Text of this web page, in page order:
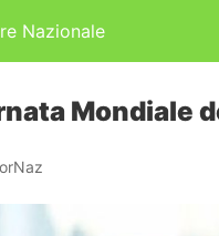
Nazionale
Mondiale